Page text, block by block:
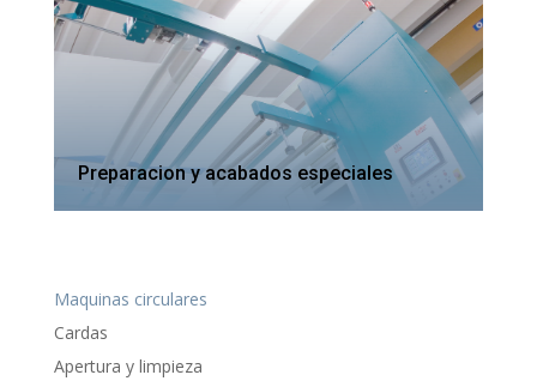
Preparacion y acabados especiales
Maquinas circulares
Cardas
Apertura y limpieza